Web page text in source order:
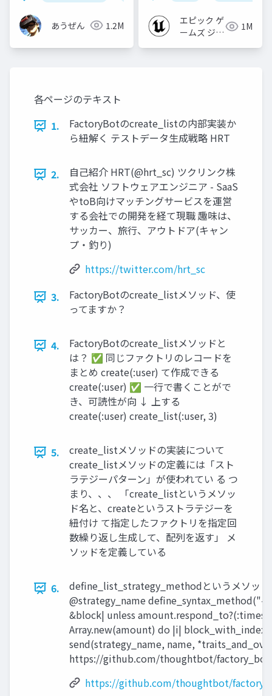
あうぜん 1.2M
2022】 エピック ゲ
ームズ ジャ
1M
各ページのテキスト
1.
FactoryBotのcreate_listの内部実装か
ら紐解く テストデータ⽣成戦略 HRT
2.
⾃⼰紹介 HRT(@hrt_sc) ツクリンク株
式会社 ソフトウェアエンジニア - SaaS
やtoB向けマッチングサービスを運営
する会社での開発を経て現職 趣味は、
サッカー、旅⾏、アウトドア(キャン
プ‧釣り)
https://twitter.com/hrt_sc
3.
FactoryBotのcreate_listメソッド、使
ってますか？
4.
FactoryBotのcreate_listメソッドと
は？ ✅ 同じファクトリのレコードを
まとめ create(:user) て作成できる
create(:user) ✅ ⼀⾏で書くことがで
き、可読性が向 ↓ 上する
create(:user) create_list(:user, 3)
5.
create_listメソッドの実装について
create_listメソッドの定義には「スト
ラテジーパターン」が使われてい る つ
まり、、、 「create_listというメソッ
ド名と、createというストラテジーを
紐付け て指定したファクトリを指定回
数繰り返し⽣成して、配列を返す」 メ
ソッドを定義している
6.
deﬁne_list_strategy_methodというメソッ
@strategy_name
&block| unless
Array.new(amount) do |i|
send(strategy_name, name,
https://github.com/thoughtbot/
https://github.com/thoughtbot/